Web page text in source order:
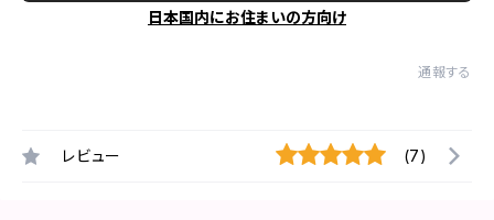
日本国内にお住まいの方向け
通報する
レビュー (7)